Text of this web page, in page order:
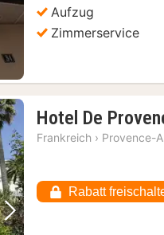
Aufzug
Zimmerservice
Nächstes Bild
Hotel De
Frankreich › Provence-
Rabatt